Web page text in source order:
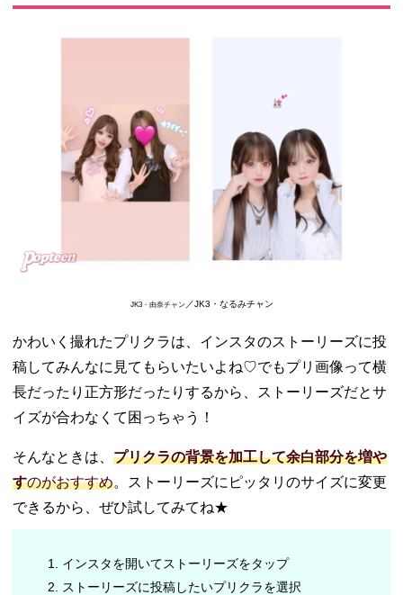
JK3・由奈チャン／JK3・なるみチャン
かわいく撮れたプリクラは、インスタのストーリーズに投
稿してみんなに見てもらいたいよね♡でもプリ画像って横
長だったり正方形だったりするから、ストーリーズだとサ
イズが合わなくて困っちゃう！
そんなときは、 プリクラの背景を加工して余白部分を増や
すのがおすすめ。ストーリーズにピッタリのサイズに変更
できるから、ぜひ試してみてね★
インスタを開いてストーリーズをタップ
ストーリーズに投稿したいプリクラを選択